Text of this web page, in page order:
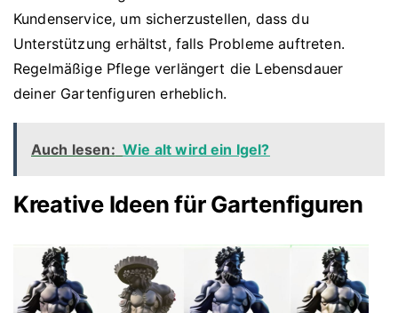
Kundenservice, um sicherzustellen, dass du
Unterstützung erhältst, falls Probleme auftreten.
Regelmäßige Pflege verlängert die Lebensdauer
deiner Gartenfiguren erheblich.
Auch lesen: Wie alt wird ein Igel?
Kreative Ideen für Gartenfiguren